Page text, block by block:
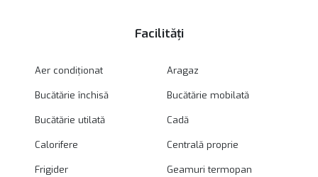
Facilități
Aer condiționat Aragaz
Bucătărie închisă Bucătărie mobilată
Bucătărie utilată Cadă
Calorifere Centrală proprie
Frigider Geamuri termopan